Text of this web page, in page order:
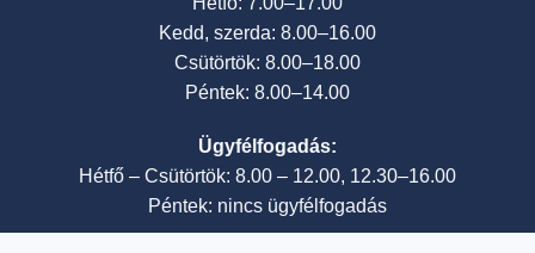
Kedd, szerda: 8.00–16.00
Csütörtök: 8.00–18.00
Péntek: 8.00–14.00
Ügyfélfogadás:
Hétfő – Csütörtök: 8.00 – 12.00, 12.30–16.00
Péntek: nincs ügyfélfogadás